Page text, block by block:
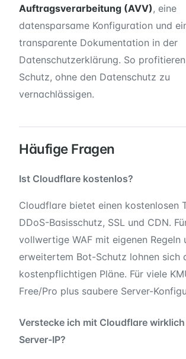
Auftragsverarbeitung (AVV), eine
datensparsame Konfiguration und
transparente Dokumentation in der
Datenschutzerklärung. So
Schutz, ohne den Datenschutz zu
vernachlässigen.
Häufige Fragen
Ist Cloudflare kostenlos?
Cloudflare bietet einen kostenlosen
DDoS-Basisschutz, SSL und CDN.
vollwertige WAF mit eigenen Regeln
erweitertem Bot-Schutz lohnen sich
kostenpflichtigen Pläne. Für viele
Free/Pro plus saubere Server-
Verstecke ich mit Cloudflare
Server-IP?